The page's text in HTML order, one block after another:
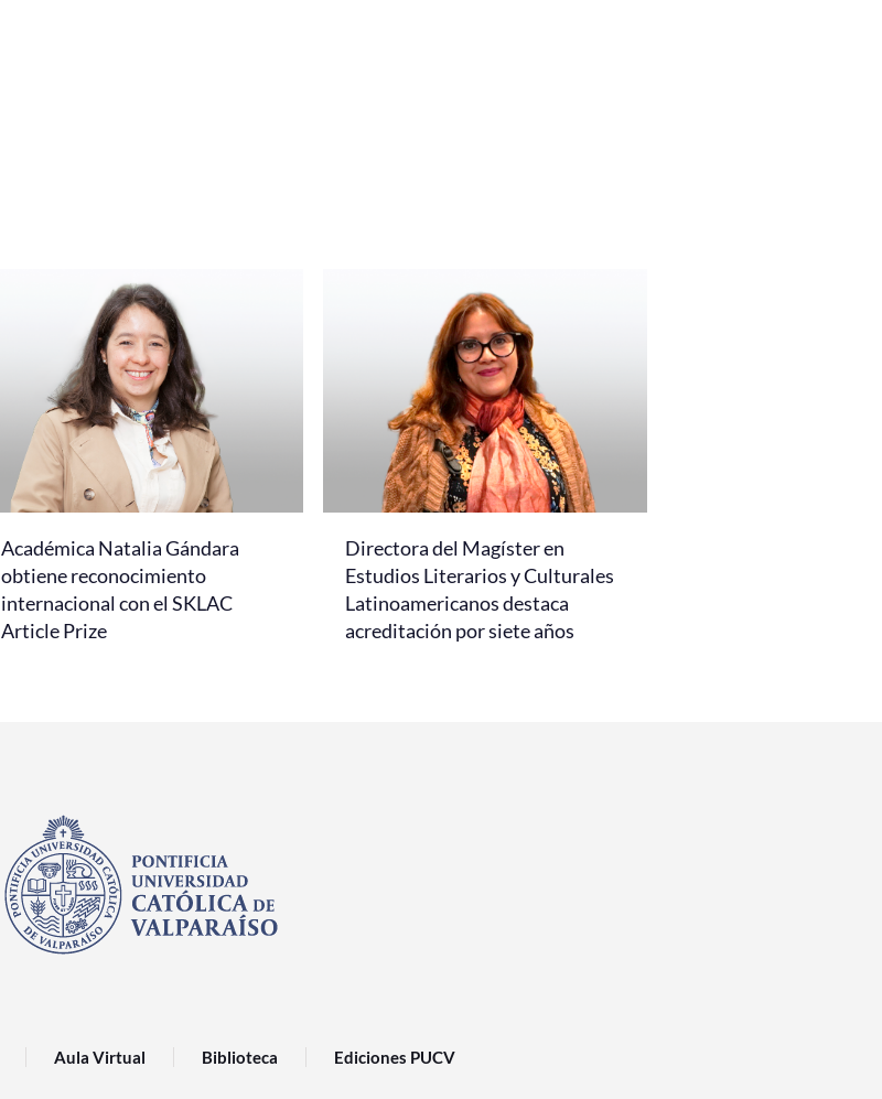
Académica Natalia Gándara
obtiene reconocimiento
internacional con el SKLAC
Article Prize
Directora del Magíster en
Estudios Literarios y Culturales
Latinoamericanos destaca
acreditación por siete años
Aula Virtual Biblioteca Ediciones PUCV